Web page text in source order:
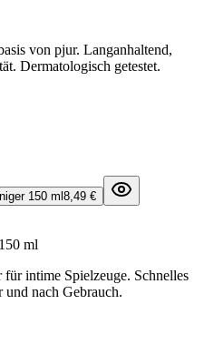
von pjur. Langanhaltend,
Dermatologisch getestet.
150 ml 8,49 €
ml
intime Spielzeuge. Schnelles
nach Gebrauch.